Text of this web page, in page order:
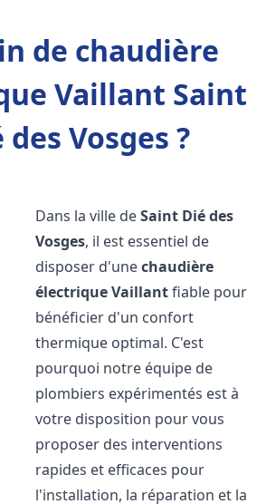
de chaudière
Vaillant Saint
des Vosges ?
Dans la ville deSaint Dié des
Vosges, il est essentiel de
disposer d'unechaudière
électrique Vaillantfiable pour
bénéficier d'un confort
thermique optimal. C'est
pourquoi notre équipe de
plombiers expérimentés est à
votre disposition pour vous
proposer des interventions
rapides et efficaces pour
l'installation, la réparation et la